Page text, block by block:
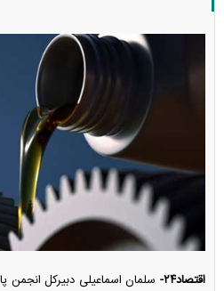
اقتصاد۲۴-
سلمان اسماعیلی دبیرکل انجمن